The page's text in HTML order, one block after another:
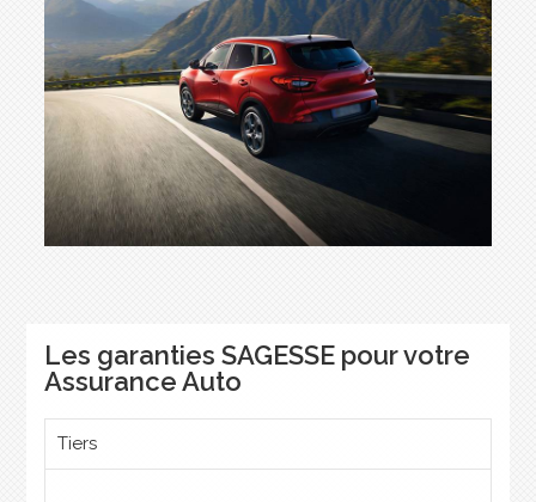
Les garanties SAGESSE pour votre
Assurance Auto
Tiers